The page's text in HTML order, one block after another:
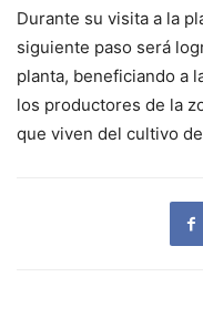
Durante su visita a la
siguiente paso será
planta, beneficiando a
los productores de la
que viven del cultivo